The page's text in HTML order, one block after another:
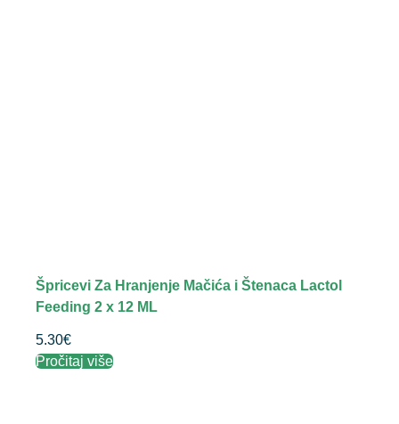
Špricevi Za Hranjenje Mačića i Štenaca Lactol
Feeding 2 x 12 ML
5.30€
Pročitaj više